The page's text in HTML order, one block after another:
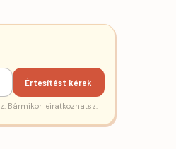
Értesítést kérek
Bármikor leiratkozhatsz.